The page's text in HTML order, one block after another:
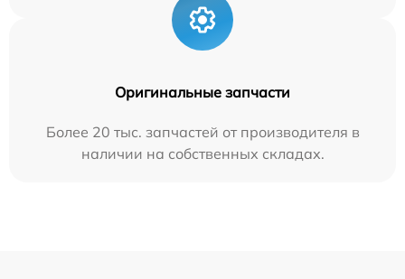
Оригинальные запчасти
Более 20 тыс. запчастей от производителя в
наличии на собственных складах.